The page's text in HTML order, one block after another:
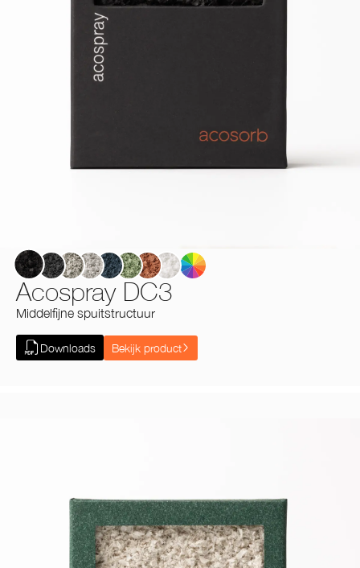
Acospray DC3
BlackOman Grey
ILA Grey
Cool Grey
Denim Blue
Olive Green
Terracotta
White
Middelfijne spuitstructuur
Downloads Bekijk product